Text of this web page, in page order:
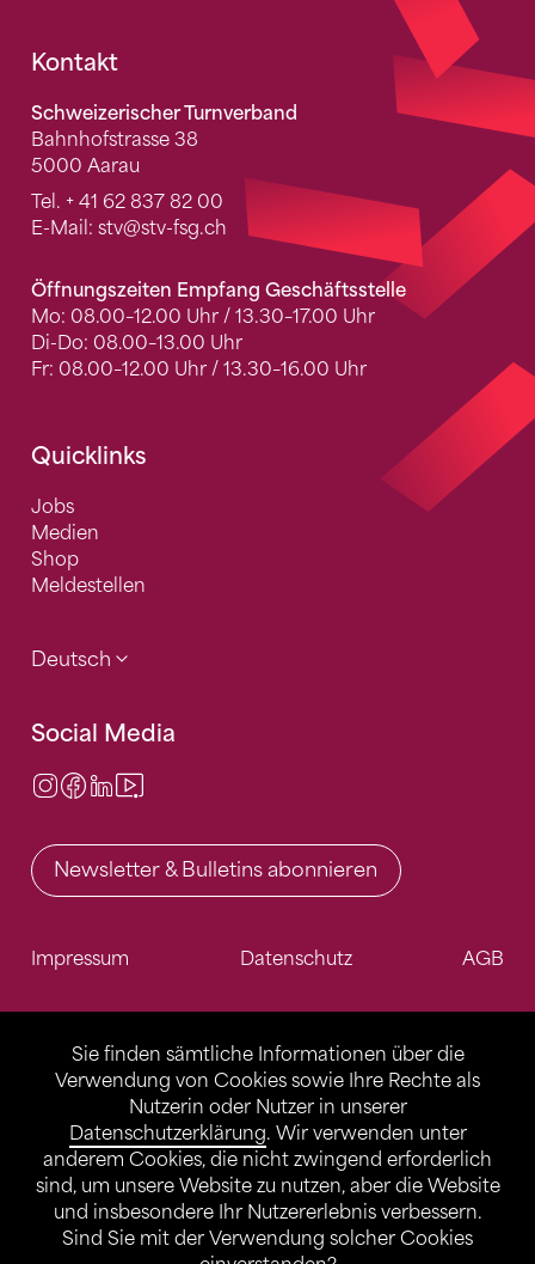
Sie finden sämtliche Informationen über die
Verwendung von Cookies sowie Ihre Rechte als
Nutzerin oder Nutzer in unserer
Datenschutzerklärung. Wir verwenden unter
anderem Cookies, die nicht zwingend erforderlich
sind, um unsere Website zu nutzen, aber die Website
und insbesondere Ihr Nutzererlebnis verbessern.
Sind Sie mit der Verwendung solcher Cookies
Fusszeile
Kontakt
Schweizerischer Turnverband
Bahnhofstrasse 38
5000 Aarau
Tel. + 41 62 837 82 00
E-Mail: stv@stv-fsg.ch
Öffnungszeiten Empfang Geschäftsstelle
Mo: 08.00–12.00 Uhr / 13.30–17.00 Uhr
Di-Do: 08.00–13.00 Uhr
Fr: 08.00–12.00 Uhr / 13.30–16.00 Uhr
Quicklinks
Jobs
Medien
Shop
Meldestellen
Deutsch
Social Media
Instagram
Facebook
LinkedIn
Newsletter & Bulletins abonnieren
Impressum Datenschutz AGB